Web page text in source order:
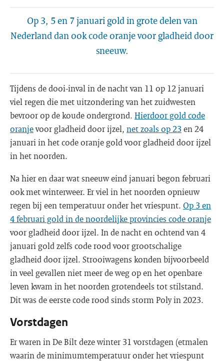
Op 3, 5 en 7 januari gold in grote delen van
Nederland dan ook code oranje voor gladheid door
sneeuw.
Tijdens de dooi-inval in de nacht van 11 op 12 januari
viel regen die met uitzondering van het zuidwesten
bevroor op de koude ondergrond. Hierdoor gold code
oranjevoor gladheid door ijzel, net zoals op 23 en 24
januari in het code oranje gold voor gladheid door ijzel
in het noorden.
Na hier en daar wat sneeuw eind januari begon februari
ook met winterweer. Er viel in het noorden opnieuw
regen bij een temperatuur onder het vriespunt. Op 3 en
4 februari gold in de noordelijke provincies code oranje
voor gladheid door ijzel. In de nacht en ochtend van 4
januari gold zelfs code rood voor grootschalige
gladheid door ijzel. Strooiwagens konden bijvoorbeeld
in veel gevallen niet meer de weg op en het openbare
leven kwam in het noorden grotendeels tot stilstand.
Dit was de eerste code rood sinds storm Poly in 2023.
Vorstdagen
Er waren in De Bilt deze winter 31 vorstdagen (etmalen
waarin de minimumtemperatuur onder het vriespunt